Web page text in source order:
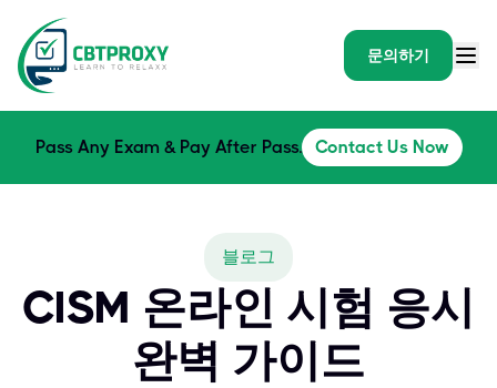
문의하기
Pass Any Exam & Pay After Pass. Contact Us Now
블로그
CISM 온라인 시험 응시
완벽 가이드